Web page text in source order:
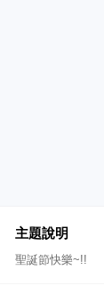
主題說明
聖誕節快樂~!!